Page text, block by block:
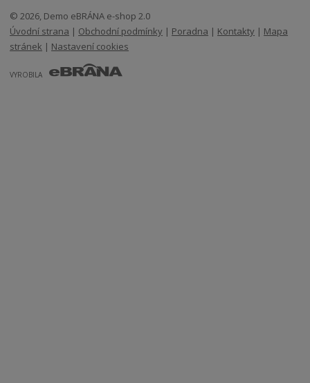
© 2026, Demo eBRÁNA e-shop 2.0
Úvodní strana | Obchodní podmínky | Poradna | Kontakty | Mapa
stránek | Nastavení cookies
VYROBILA